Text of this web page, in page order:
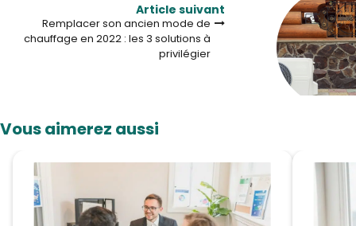
Article suivant
Remplacer son ancien mode de
chauffage en 2022 : les 3 solutions à
privilégier
Vous aimerez aussi